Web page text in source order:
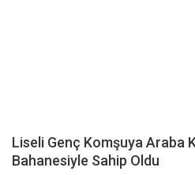
Liseli Genç Komşuya Araba
Bahanesiyle Sahip Oldu